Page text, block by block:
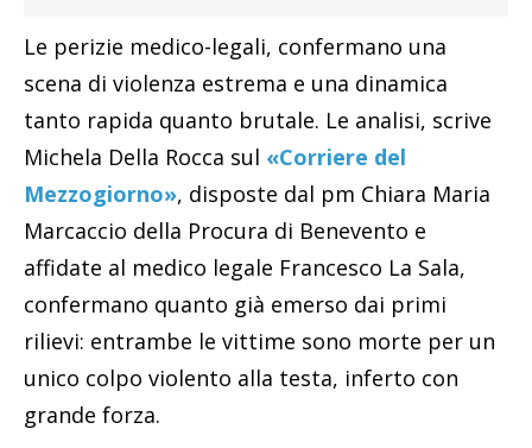
Le perizie medico-legali, confermano una
scena di violenza estrema e una dinamica
tanto rapida quanto brutale. Le analisi, scrive
Michela Della Rocca sul «Corriere del
Mezzogiorno», disposte dal pm Chiara Maria
Marcaccio della Procura di Benevento e
affidate al medico legale Francesco La Sala,
confermano quanto già emerso dai primi
rilievi: entrambe le vittime sono morte per un
unico colpo violento alla testa, inferto con
grande forza.